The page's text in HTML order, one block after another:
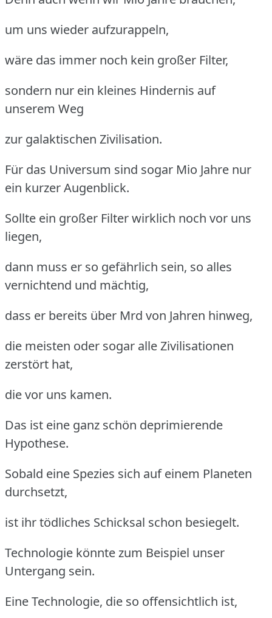
um uns wieder aufzurappeln,
wäre das immer noch kein großer Filter,
sondern nur ein kleines Hindernis auf
unserem Weg
zur galaktischen Zivilisation.
Für das Universum sind sogar Mio Jahre nur
ein kurzer Augenblick.
Sollte ein großer Filter wirklich noch vor uns
liegen,
dann muss er so gefährlich sein, so alles
vernichtend und mächtig,
dass er bereits über Mrd von Jahren hinweg,
die meisten oder sogar alle Zivilisationen
zerstört hat,
die vor uns kamen.
Das ist eine ganz schön deprimierende
Hypothese.
Sobald eine Spezies sich auf einem Planeten
durchsetzt,
ist ihr tödliches Schicksal schon besiegelt.
Technologie könnte zum Beispiel unser
Untergang sein.
Eine Technologie, die so offensichtlich ist,